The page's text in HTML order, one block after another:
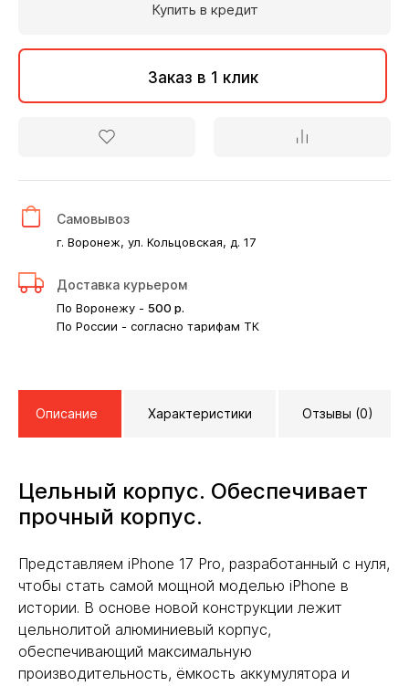
Купить в кредит
Заказ в 1 клик
Самовывоз
г. Воронеж, ул. Кольцовская, д. 17
Доставка курьером
По Воронежу - 500 р.
По России - согласно тарифам ТК
Описание Характеристики Отзывы (0)
Цельный корпус. Обеспечивает
прочный корпус.
Представляем iPhone 17 Pro, разработанный с нуля,
чтобы стать самой мощной моделью iPhone в
истории. В основе новой конструкции лежит
цельнолитой алюминиевый корпус,
обеспечивающий максимальную
производительность, ёмкость аккумулятора и